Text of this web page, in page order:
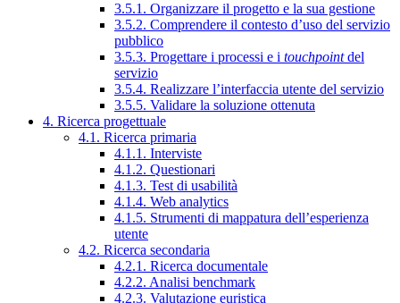
3.5.1. Organizzare il progetto e la sua gestione
3.5.2. Comprendere il contesto d’uso del servizio
pubblico
3.5.3. Progettare i processi e i touchpointdel
servizio
3.5.4. Realizzare l’interfaccia utente del servizio
3.5.5. Validare la soluzione ottenuta
4. Ricerca progettuale
4.1. Ricerca primaria
4.1.1. Interviste
4.1.2. Questionari
4.1.3. Test di usabilità
4.1.4. Web analytics
4.1.5. Strumenti di mappatura dell’esperienza
utente
4.2. Ricerca secondaria
4.2.1. Ricerca documentale
4.2.2. Analisi benchmark
4.2.3. Valutazione euristica